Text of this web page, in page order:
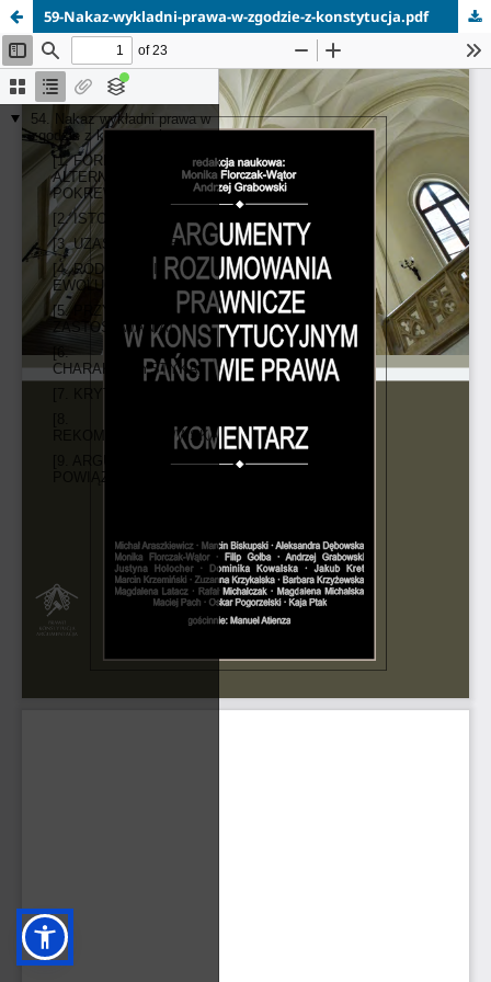
59-Nakaz-wykladni-prawa-w-zgodzie-z-konstytucja.pdf